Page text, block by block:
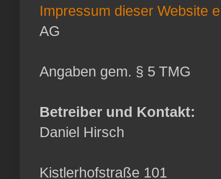
Impressum dieser Website
AG
Angaben gem. § 5 TMG
Betreiber und Kontakt:
Daniel Hirsch
Kistlerhofstraße 101